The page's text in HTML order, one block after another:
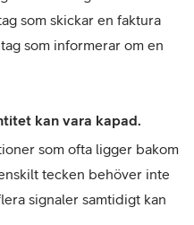
som skickar en faktura
som informerar om en
kan vara kapad.
som ofta ligger bakom
tecken behöver inte
signaler samtidigt kan